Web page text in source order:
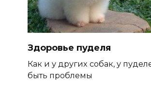
Здоровье пуделя
Как и у других собак, у
быть проблемы